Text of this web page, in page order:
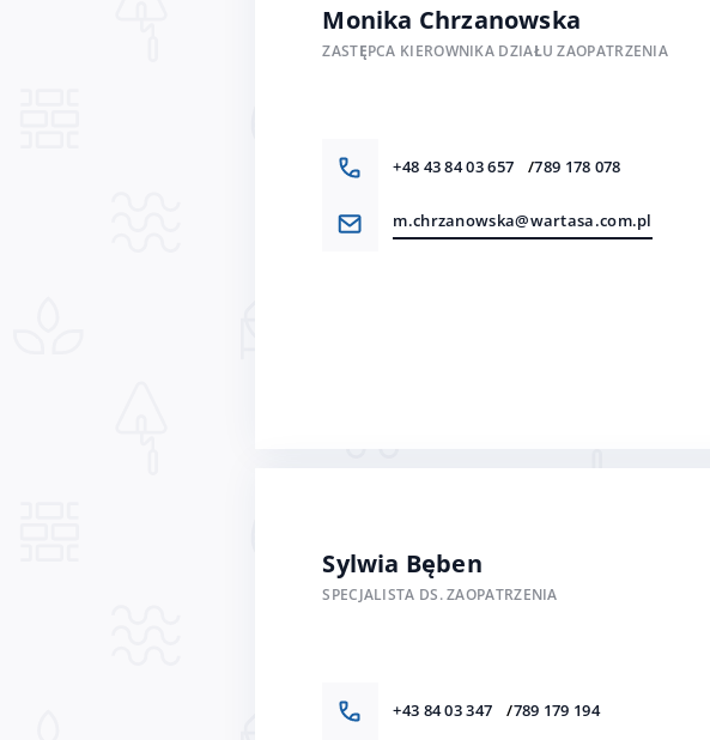
Monika Chrzanowska
ZASTĘPCA KIEROWNIKA DZIAŁU ZAOPATRZENIA
+48 43 84 03 657 789 178 078
m.chrzanowska@wartasa.com.pl
Sylwia Bęben
SPECJALISTA DS. ZAOPATRZENIA
+43 84 03 347 789 179 194